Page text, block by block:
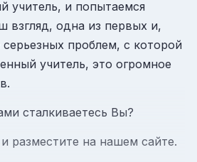
учитель, и попытаемся
взгляд, одна из первых и,
проблем, с которой
учитель, это огромное
сталкиваетесь Вы?
разместите на нашем сайте.